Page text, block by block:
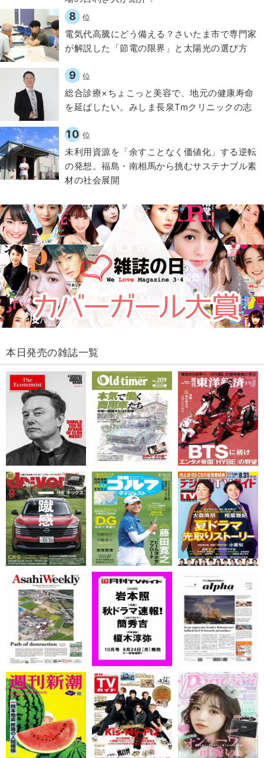
8 位
電気代高騰にどう備える？さいたま市で専門家
が解説した「節電の限界」と太陽光の選び方
9 位
総合診療×ちょこっと美容で、地元の健康寿命
を延ばしたい。みしま長泉Tmクリニックの志
10 位
​​未利用資源を「余すことなく価値化」する逆転
の発想。福島・南相馬から挑むサステナブル素
材の社会展開​
本日発売の雑誌一覧